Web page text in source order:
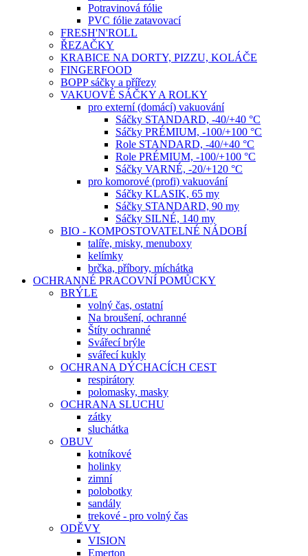
Potravinová fólie
PVC fólie zatavovací
FRESH'N'ROLL
ŘEZAČKY
KRABICE NA DORTY, PIZZU, KOLÁČE
FINGERFOOD
BOPP sáčky a přířezy
VAKUOVÉ SÁČKY A ROLKY
pro externí (domácí) vakuování
Sáčky STANDARD, -40/+40 °C
Sáčky PRÉMIUM, -100/+100 °C
Role STANDARD, -40/+40 °C
Role PRÉMIUM, -100/+100 °C
Sáčky VARNÉ, -20/+120 °C
pro komorové (profi) vakuování
Sáčky KLASIK, 65 my
Sáčky STANDARD, 90 my
Sáčky SILNÉ, 140 my
BIO - KOMPOSTOVATELNÉ NÁDOBÍ
talíře, misky, menuboxy
kelímky
brčka, příbory, míchátka
OCHRANNÉ PRACOVNÍ POMŮCKY
BRÝLE
volný čas, ostatní
Na broušení, ochranné
Štíty ochranné
Svářecí brýle
svářecí kukly
OCHRANA DÝCHACÍCH CEST
respirátory
polomasky, masky
OCHRANA SLUCHU
zátky
sluchátka
OBUV
kotníkové
holinky
zimní
polobotky
sandály
trekové - pro volný čas
ODĚVY
VISION
Emerton